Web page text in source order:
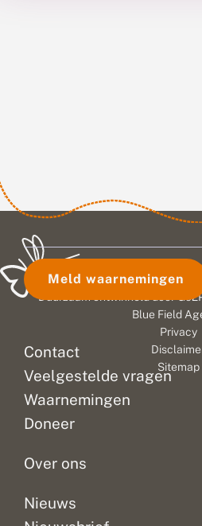
Contact
Veelgestelde vragen
Waarnemingen
Doneer
Over ons
Nieuws
Meld waarnemingen
© 2026
Duurzaam ontwikkeld door
Blue Field
Privacy
Sitemap